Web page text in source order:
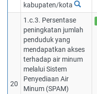
kabupaten/kota
20
1.c.3. Persentase
peningkatan jumlah
penduduk yang
mendapatkan akses
terhadap air minum
melalui Sistem
Penyediaan Air
Minum (SPAM)